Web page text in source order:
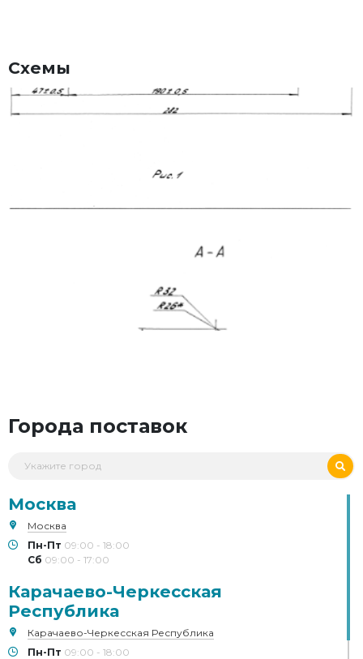
Схемы
Города поставок
Москва
Москва
Пн-Пт 09:00 - 18:00
Сб 09:00 - 17:00
Карачаево-Черкесская
Республика
Карачаево-Черкесская Республика
Пн-Пт 09:00 - 18:00